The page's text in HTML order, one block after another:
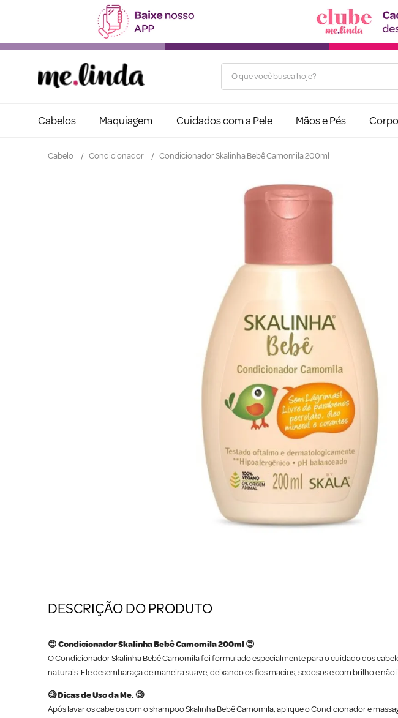
O que você busca hoje?
Cabelos Maquiagem Cuidados com a Pele Mãos e Pés
Cabelo Condicionador Condicionador Skalinha Bebê Camomila 200ml
DESCRIÇÃO DO PRODUTO
😍 Condicionador Skalinha Bebê Camomila 200ml 😍
O Condicionador Skalinha Bebê Camomila foi formulado especialmente para o cuidado dos
naturais. Ele desembaraça de maneira suave, deixando os fios macios, sedosos e com brilho e
🧐 Dicas de Uso da Me. 🧐
Após lavar os cabelos com o shampoo Skalinha Bebê Camomila, aplique o Condicionador e